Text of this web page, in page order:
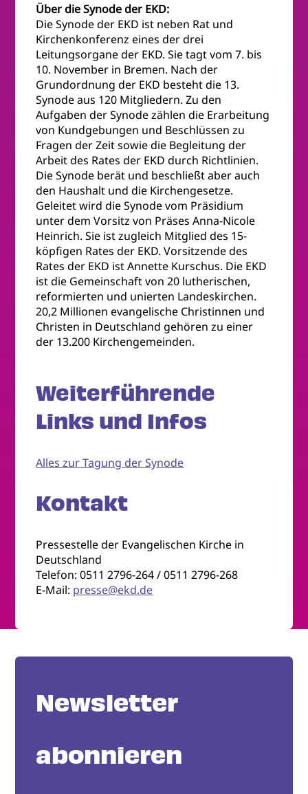
Über die Synode der EKD:
Die Synode der EKD ist neben Rat und
Kirchenkonferenz eines der drei
Leitungsorgane der EKD. Sie tagt vom 7. bis
10. November in Bremen. Nach der
Grundordnung der EKD besteht die 13.
Synode aus 120 Mitgliedern. Zu den
Aufgaben der Synode zählen die Erarbeitung
von Kundgebungen und Beschlüssen zu
Fragen der Zeit sowie die Begleitung der
Arbeit des Rates der EKD durch Richtlinien.
Die Synode berät und beschließt aber auch
den Haushalt und die Kirchengesetze.
Geleitet wird die Synode vom Präsidium
unter dem Vorsitz von Präses Anna-Nicole
Heinrich. Sie ist zugleich Mitglied des 15-
köpfigen Rates der EKD. Vorsitzende des
Rates der EKD ist Annette Kurschus. Die EKD
ist die Gemeinschaft von 20 lutherischen,
reformierten und unierten Landeskirchen.
20,2 Millionen evangelische Christinnen und
Christen in Deutschland gehören zu einer
der 13.200 Kirchengemeinden.
Weiterführende
Links und Infos
Alles zur Tagung der Synode
Kontakt
Pressestelle der Evangelischen Kirche in
Deutschland
Telefon: 0511 2796-264 / 0511 2796-268
E-Mail: presse@ekd.de
Newsletter
abonnieren